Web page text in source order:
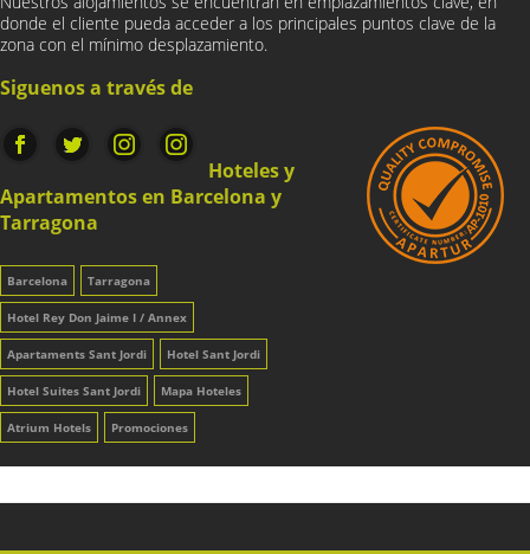
donde el cliente pueda acceder a los principales puntos clave de la
zona con el mínimo desplazamiento.
Siguenos a través de
Hoteles y
Apartamentos en Barcelona y
Tarragona
Barcelona Tarragona
Hotel Rey Don Jaime I / Annex
Apartaments Sant Jordi Hotel Sant Jordi
Hotel Suites Sant Jordi Mapa Hoteles
Atrium Hotels Promociones